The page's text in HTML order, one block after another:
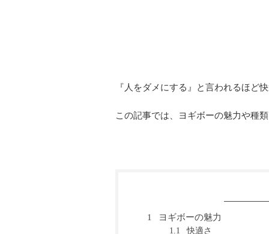
『人をダメにする』と言われるほど
この記事では、ヨギボーの魅力や種
1 ヨギボーの魅力
1.1 快適さ